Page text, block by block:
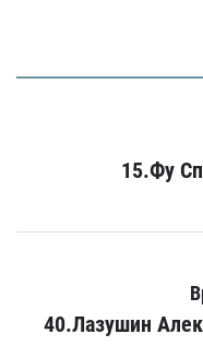
15.Фу
40.Лазушин